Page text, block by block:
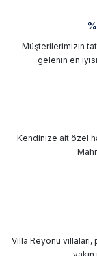
Müşterilerimizin
gelenin en
Kendinize ait özel
Villa Reyonu